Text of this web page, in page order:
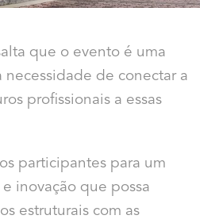
que o evento é uma
necessidade de conectar a
profissionais a essas
participantes para um
inovação que possa
estruturais com as